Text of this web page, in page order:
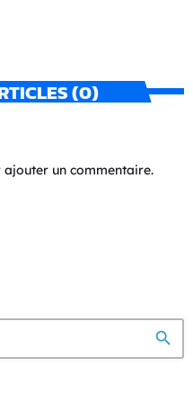
(0)
ajouter un commentaire.
search